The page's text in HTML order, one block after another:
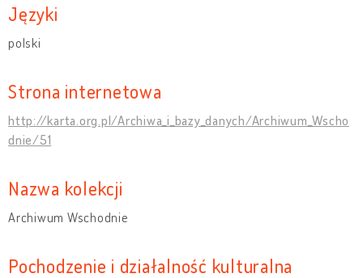
Języki
polski
Strona internetowa
http://karta.org.pl/Archiwa_i_bazy_danych/Archiwum_Wscho
dnie/51
Nazwa kolekcji
Archiwum Wschodnie
Pochodzenie i działalność kulturalna